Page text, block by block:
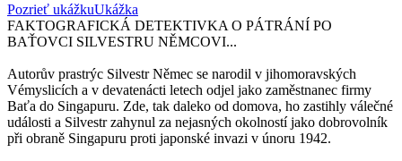
Pozrieť ukážkuUkážka
FAKTOGRAFICKÁ DETEKTIVKA O PÁTRÁNÍ PO
BAŤOVCI SILVESTRU NĚMCOVI...
Autorův prastrýc Silvestr Němec se narodil v jihomoravských
Vémyslicích a v devatenácti letech odjel jako zaměstnanec firmy
Baťa do Singapuru. Zde, tak daleko od domova, ho zastihly válečné
události a Silvestr zahynul za nejasných okolností jako dobrovolník
při obraně Singapuru proti japonské invazi v únoru 1942.